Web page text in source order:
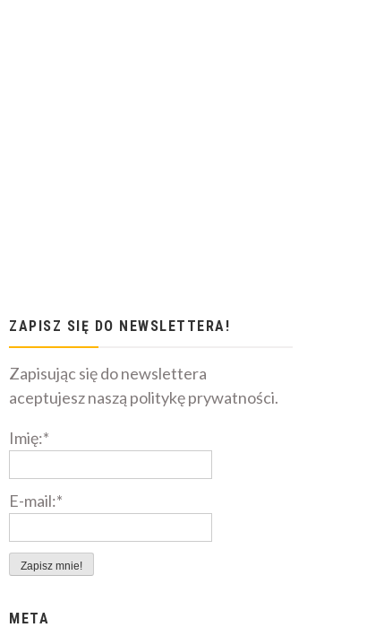
ZAPISZ SIĘ DO NEWSLETTERA!
Zapisując się do newslettera
aceptujesz naszą politykę prywatności.
Imię:*
E-mail:*
META